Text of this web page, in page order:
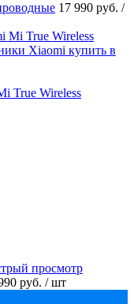
17 990 руб. /
True Wireless
просмотр
руб. / шт